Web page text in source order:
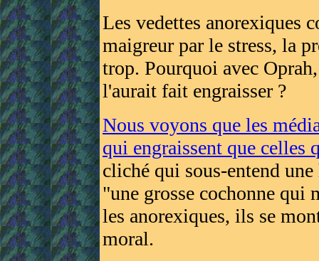
Les vedettes anorexiques
maigreur par le stress, la
trop. Pourquoi avec
l'aurait fait engraisser ?
Nous voyons que les
qui engraissent que celles
cliché qui sous-entend
"une grosse cochonne qui
les anorexiques, ils se
moral.